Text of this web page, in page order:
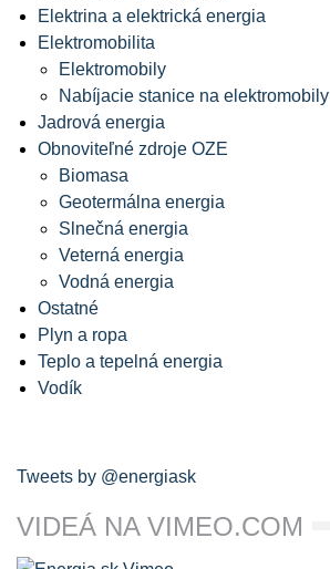
Elektrina a elektrická energia
Elektromobilita
Elektromobily
Nabíjacie stanice na elektromobily
Jadrová energia
Obnoviteľné zdroje OZE
Biomasa
Geotermálna energia
Slnečná energia
Veterná energia
Vodná energia
Ostatné
Plyn a ropa
Teplo a tepelná energia
Vodík
Tweets by @energiask
VIDEÁ NA VIMEO.COM